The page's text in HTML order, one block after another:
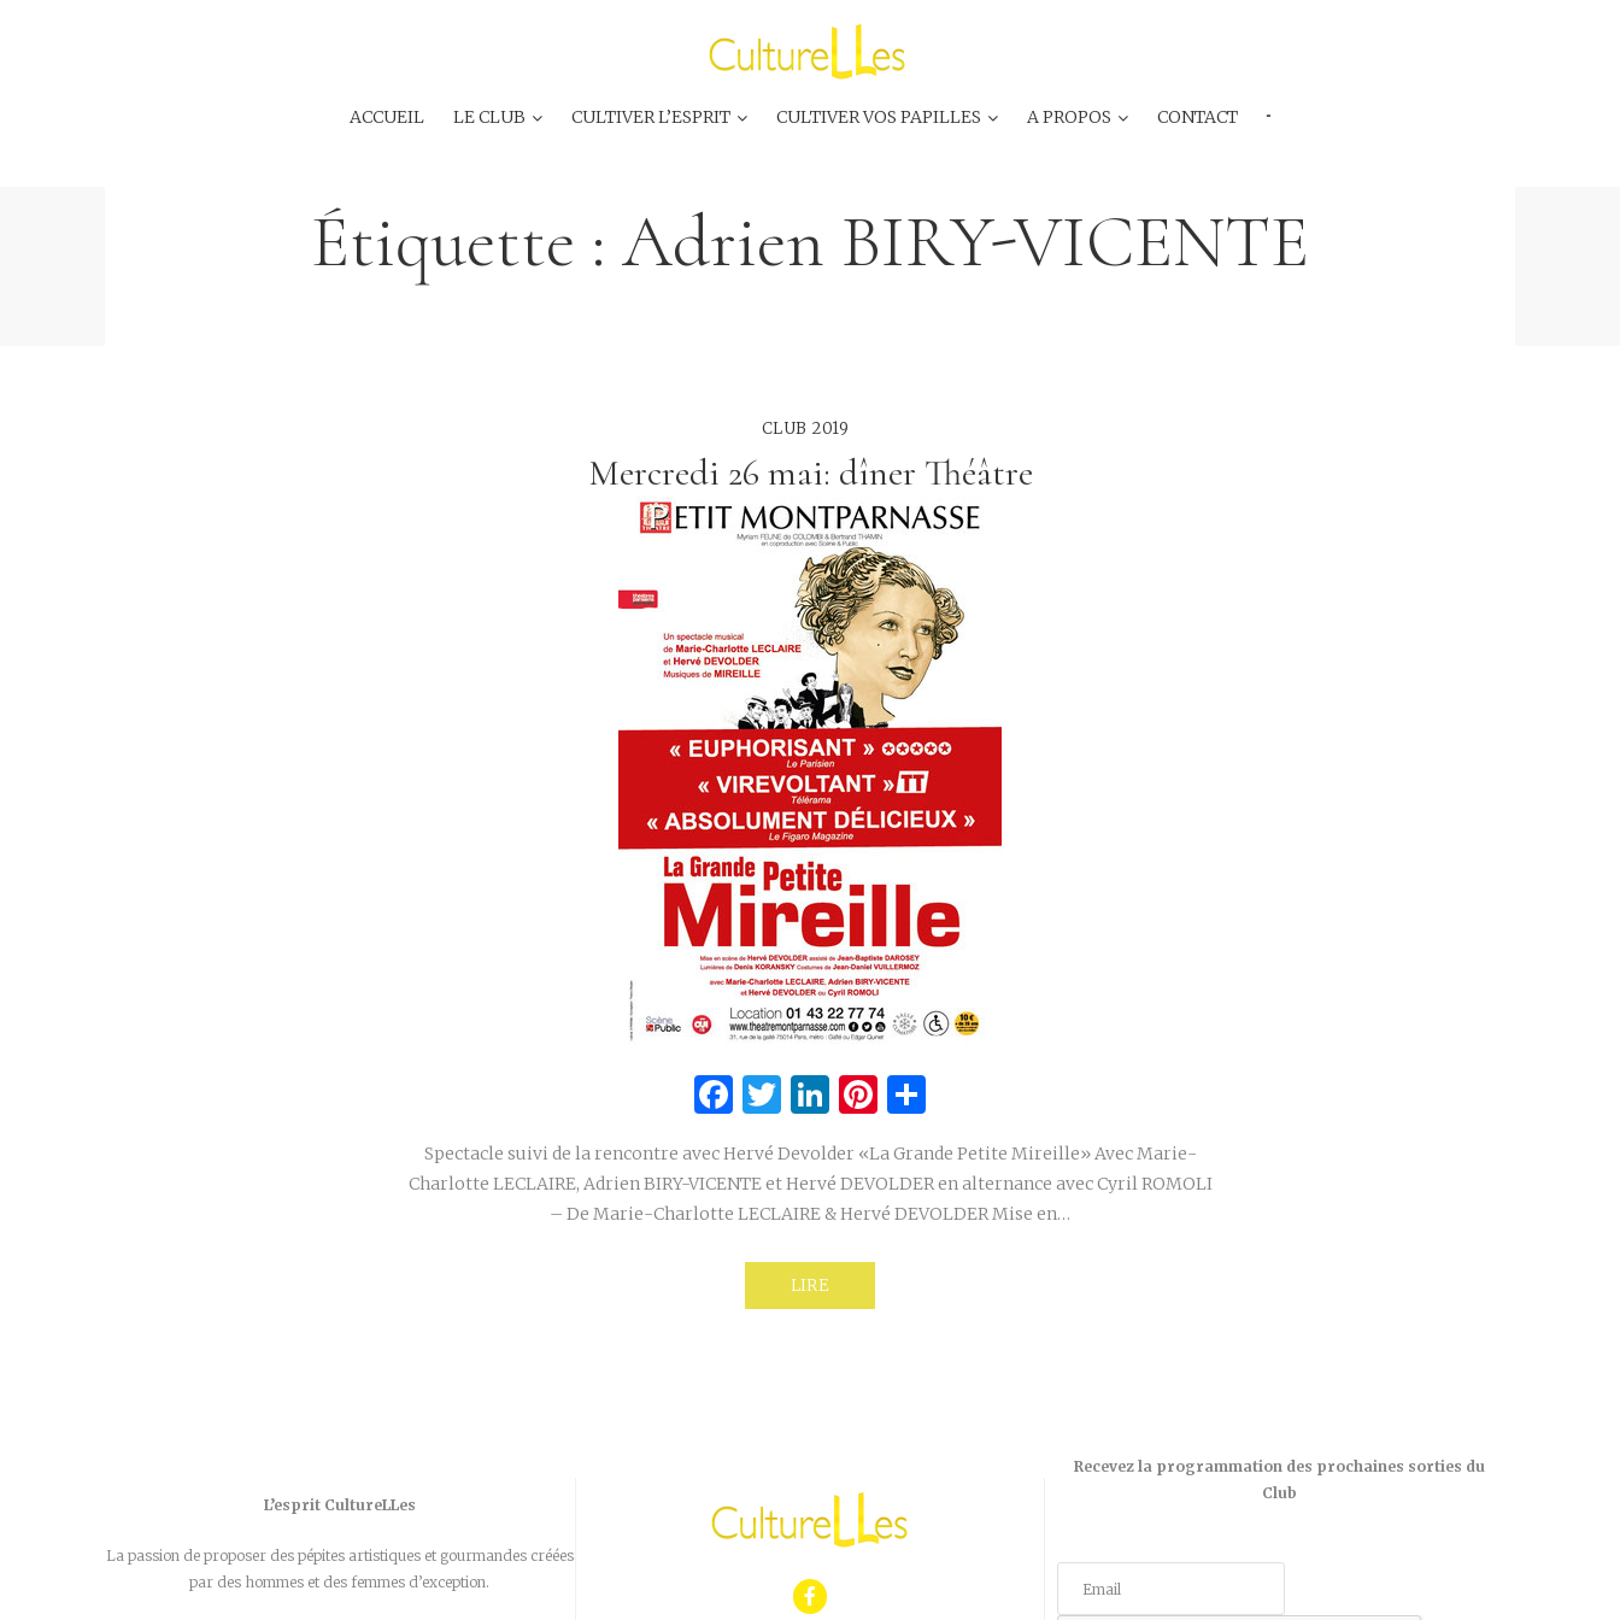
ACCUEIL LE CLUB CULTIVER L’ESPRIT CULTIVER VOS PAPILLES A PROPOS CONTACT ···
Étiquette : Adrien BIRY-VICENTE
CLUB 2019
Mercredi 26 mai: dîner Théâtre
Facebook
Twitter
LinkedIn
Pinterest
Spectacle suivi de la rencontre avec Hervé Devolder «La Grande Petite Mireille» Avec Marie-
Charlotte LECLAIRE, Adrien BIRY-VICENTE et Hervé DEVOLDER en alternance avec Cyril ROMOLI
– De Marie-Charlotte LECLAIRE & Hervé DEVOLDER Mise en…
LIRE
L’esprit CultureLLes
La passion de proposer des pépites artistiques et gourmandes créées
par des hommes et des femmes d’exception.
Recevez la programmation des prochaines sorties du
Club